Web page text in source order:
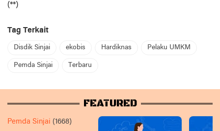
(**)
Tag Terkait
Disdik Sinjai ekobis Hardiknas Pelaku UMKM
Pemda Sinjai Terbaru
FEATURED
Pemda Sinjai (1668)